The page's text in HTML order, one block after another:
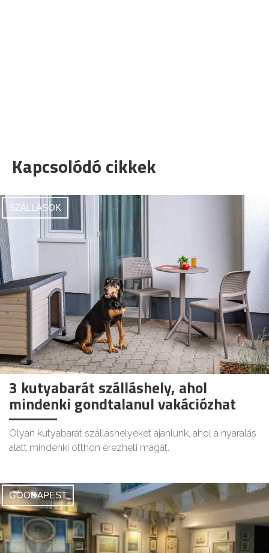
Kapcsolódó cikkek
SZÁLLÁSOK
3 kutyabarát szálláshely, ahol
mindenki gondtalanul vakációzhat
Olyan kutyabarát szálláshelyeket ajánlunk, ahol a nyaralás
alatt mindenki otthon érezheti magát.
GOODAPEST